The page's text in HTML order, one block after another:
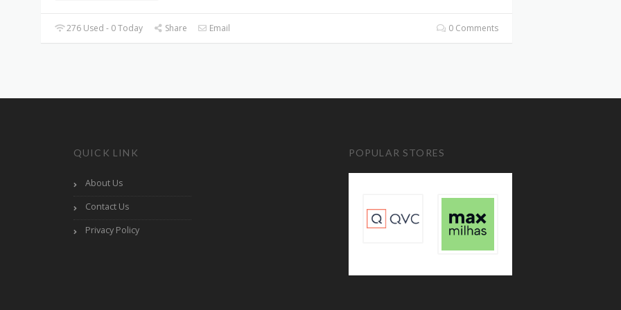
276 Used - 0 Today Share Email 0 Comments
QUICK LINK
About Us
Contact Us
Privacy Policy
POPULAR STORES